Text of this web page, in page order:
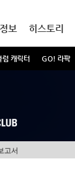
럼 캐릭터 GO! 라팍
보 히스토리
고서